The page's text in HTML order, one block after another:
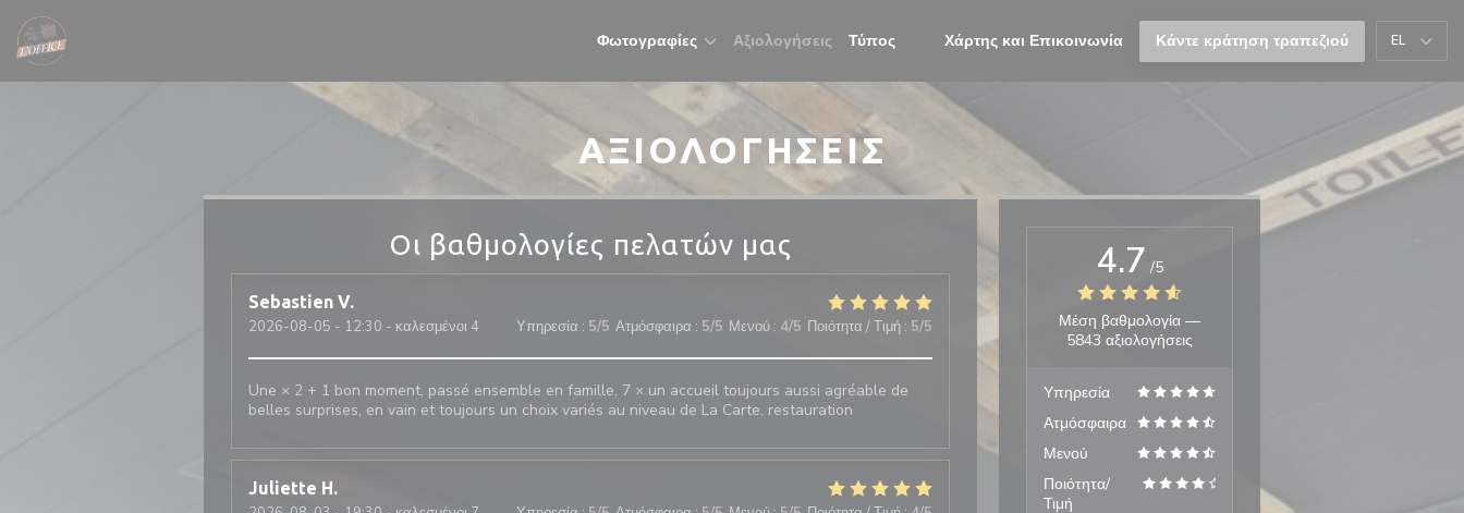
Πίνακας διαχείρισης "Μπισκότων" (Cookies)
Φωτογραφίες Αξιολογήσεις Τύπος ((ανοίγει σε νέο παράθυρο))
((ανοίγει σε νέο παράθυρο))
Χάρτης και Επικοινωνία Κάντε κράτηση τραπεζιού EL
ΑΞΙΟΛΟΓΉΣΕΙΣ
Οι βαθμολογίες πελατών μας
Sebastien V
2026-08-05 - 12:30 - καλεσμένοι 4 Υπηρεσία : 5/5 Ατμόσφαιρα : 5/5 Μενού : 4/5 Ποιότητα / Τιμή : 5/5
Une × 2 + 1 bon moment, passé ensemble en famille, 7 × un accueil toujours aussi agréable de
belles surprises, en vain et toujours un choix variés au niveau de La Carte, restauration
Juliette H
4.7 /5
Μέση βαθμολογία —
5843 αξιολογήσεις
Υπηρεσία
Ατμόσφαιρα
Μενού
Ποιότητα/
Τιμή